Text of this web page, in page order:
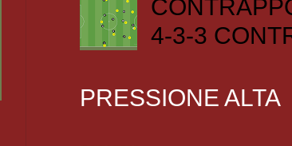
4-3-3
PRESSIONE ALTA